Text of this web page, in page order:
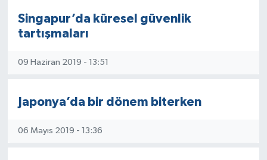
Singapur’da küresel güvenlik
tartışmaları
09 Haziran 2019 - 13:51
Japonya’da bir dönem biterken
06 Mayıs 2019 - 13:36